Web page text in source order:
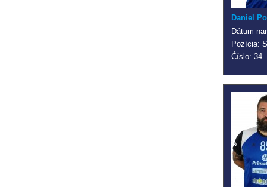
Daniel
Dátum
Pozícia:
Ćíslo: 34